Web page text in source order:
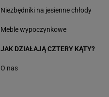
Niezbędniki na jesienne chłody
Meble wypoczynkowe
JAK DZIAŁAJĄ CZTERY KĄTY?
O nas